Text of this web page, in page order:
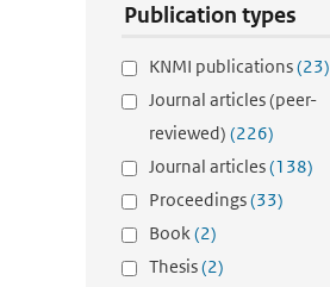
Publication types
KNMI publications(23)
Journal articles (peer-
reviewed) (226)
Journal articles(138)
Proceedings(33)
Book(2)
Thesis(2)